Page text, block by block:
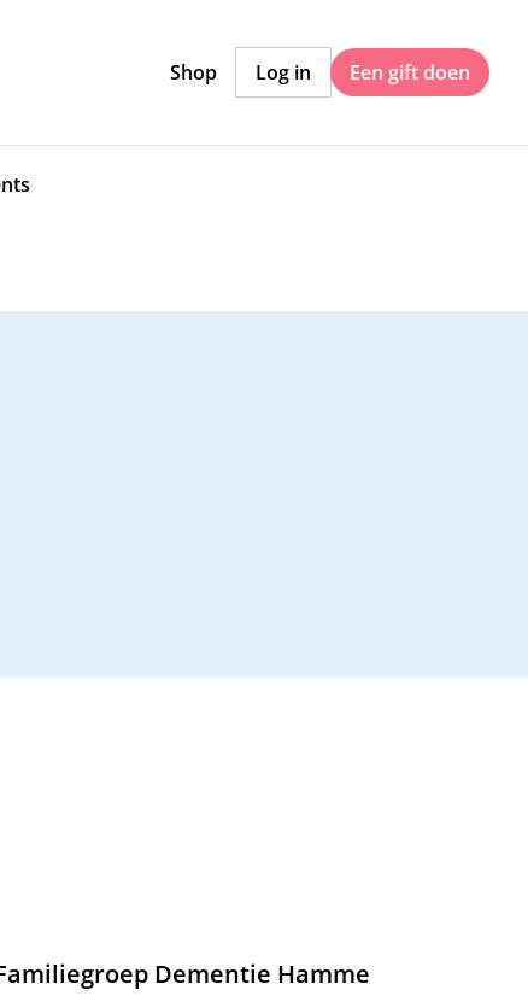
Shop Log in Een gift doen
Dementie Hamme